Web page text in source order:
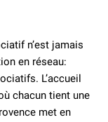
n’est jamais
en réseau:
L’accueil
chacun tient une
met en